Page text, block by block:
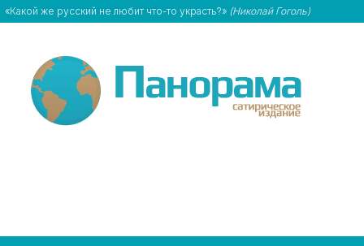
«Какой же русский не любит что-то украсть?» (Николай Гоголь)